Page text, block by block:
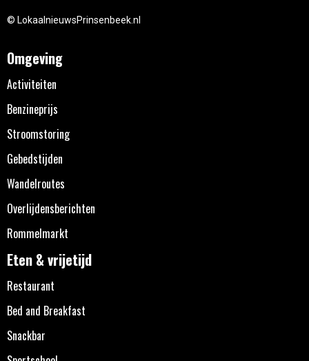
© LokaalnieuwsPrinsenbeek.nl
Omgeving
Activiteiten
Benzineprijs
Stroomstoring
Gebedstijden
Wandelroutes
Overlijdensberichten
Rommelmarkt
Eten & vrijetijd
Restaurant
Bed and Breakfast
Snackbar